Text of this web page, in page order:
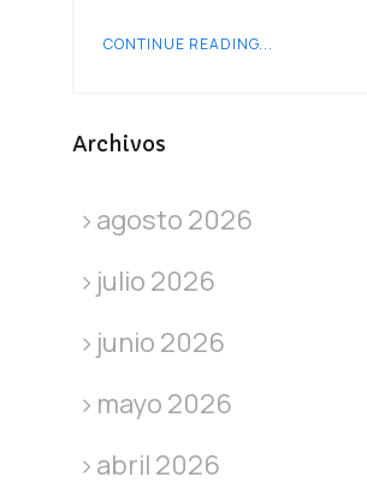
CONTINUE READING...
Archivos
agosto 2026
julio 2026
junio 2026
mayo 2026
abril 2026